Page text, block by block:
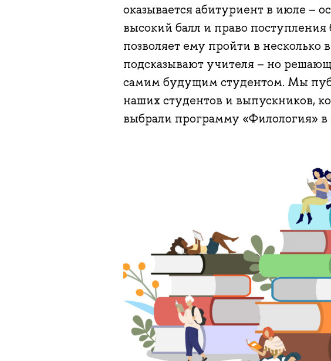
оказывается абитуриент в июле –
высокий балл и право поступления
позволяет ему пройти в несколько
подсказывают учителя – но
самим будущим студентом. Мы
наших студентов и выпускников,
выбрали программу «Филология»